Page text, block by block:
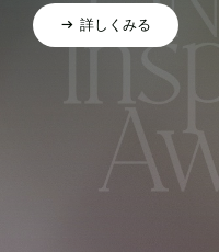
詳しくみる